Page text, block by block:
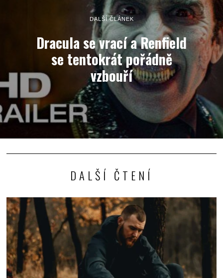
DALŠÍ ČLÁNEK
Dracula se vrací a Renfield
se tentokrát pořádně
vzbouří
DALŠÍ ČTENÍ